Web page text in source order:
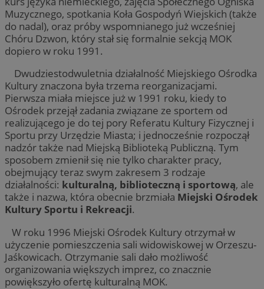
Muzycznego, spotkania Koła Gospodyń Wiejskich (także
do nadal), oraz próby wspomnianego już wcześniej
Chóru Dzwon, który stał się formalnie sekcją MOK
dopiero w roku 1991.
Dwudziestodwuletnia działalność Miejskiego Ośrodka
Kultury znaczona była trzema reorganizacjami.
Pierwsza miała miejsce już w 1991 roku, kiedy to
Ośrodek przejął zadania związane ze sportem od
realizującego je do tej pory Referatu Kultury Fizycznej i
Sportu przy Urzędzie Miasta; i jednocześnie rozpoczął
nadzór także nad Miejską Biblioteką Publiczną. Tym
sposobem zmienił się nie tylko charakter pracy,
obejmujący teraz swym zakresem 3 rodzaje
działalności: kulturalną, biblioteczną i sportową, ale
także i nazwa, która obecnie brzmiała Miejski Ośrodek
Kultury Sportu i Rekreacji.
W roku 1996 Miejski Ośrodek Kultury otrzymał w
użyczenie pomieszczenia sali widowiskowej w Orzeszu-
Jaśkowicach. Otrzymanie sali dało możliwość
organizowania większych imprez, co znacznie
powiększyło ofertę kulturalną MOK.